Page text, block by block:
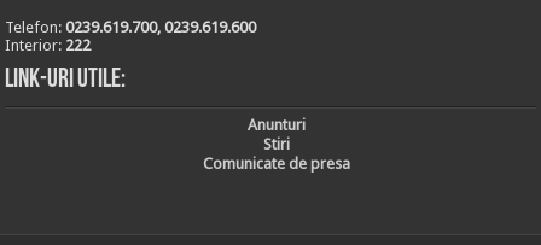
Telefon:0239.619.700, 0239.619.600
Interior: 222
Link-uri utile:
Anunturi
Stiri
Comunicate de presa